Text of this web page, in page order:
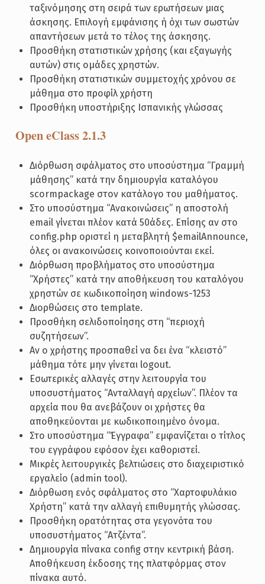
ταξινόμησης στη σειρά των ερωτήσεων μιας
άσκησης. Επιλογή εμφάνισης ή όχι των σωστών
απαντήσεων μετά το τέλος της άσκησης.
Προσθήκη στατιστικών χρήσης (και εξαγωγής
αυτών) στις ομάδες χρηστών.
Προσθήκη στατιστικών συμμετοχής χρόνου σε
μάθημα στο προφίλ χρήστη
Προσθήκη υποστήριξης Ισπανικής γλώσσας
Open eClass 2.1.3
Διόρθωση σφάλματος στο υποσύστημα “Γραμμή
μάθησης” κατά την δημιουργία καταλόγου
scormpackage στον κατάλογο του μαθήματος.
Στο υποσύστημα “Ανακοινώσεις” η αποστολή
email γίνεται πλέον κατά 50άδες. Επίσης αν στο
config.php οριστεί η μεταβλητή $emailAnnounce,
όλες οι ανακοινώσεις κοινοποιούνται εκεί.
Διόρθωση προβλήματος στο υποσύστημα
“Χρήστες” κατά την αποθήκευση του καταλόγου
χρηστών σε κωδικοποίηση windows-1253
Διορθώσεις στο template.
Προσθήκη σελιδοποίησης στη “περιοχή
συζητήσεων”.
Αν ο χρήστης προσπαθεί να δει ένα “κλειστό”
μάθημα τότε μην γίνεται logout.
Εσωτερικές αλλαγές στην λειτουργία του
υποσυστήματος “Ανταλλαγή αρχείων”. Πλέον τα
αρχεία που θα ανεβάζουν οι χρήστες θα
αποθηκεύονται με κωδικοποιημένο όνομα.
Στο υποσύστημα “Έγγραφα” εμφανίζεται ο τίτλος
του εγγράφου εφόσον έχει καθοριστεί.
Μικρές λειτουργικές βελτιώσεις στο διαχειριστικό
εργαλείο (admin tool).
Διόρθωση ενός σφάλματος στο “Χαρτοφυλάκιο
Χρήστη” κατά την αλλαγή επιθυμητής γλώσσας.
Προσθήκη ορατότητας στα γεγονότα του
υποσυστήματος “Ατζέντα”.
Δημιουργία πίνακα config στην κεντρική βάση.
Αποθήκευση έκδοσης της πλατφόρμας στον
πίνακα αυτό.